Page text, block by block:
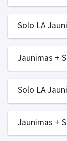
Solo LA
Jaunimas +
Solo LA
Jaunimas +